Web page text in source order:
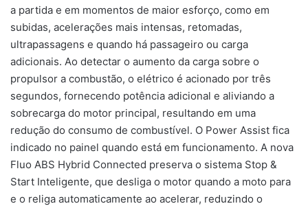
a partida e em momentos de maior esforço, como em
subidas, acelerações mais intensas, retomadas,
ultrapassagens e quando há passageiro ou carga
adicionais. Ao detectar o aumento da carga sobre o
propulsor a combustão, o elétrico é acionado por três
segundos, fornecendo potência adicional e aliviando a
sobrecarga do motor principal, resultando em uma
redução do consumo de combustível. O Power Assist fica
indicado no painel quando está em funcionamento. A nova
Fluo ABS Hybrid Connected preserva o sistema Stop &
Start Inteligente, que desliga o motor quando a moto para
e o religa automaticamente ao acelerar, reduzindo o